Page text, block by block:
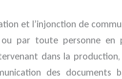
et l’injonction de
par toute personne en
dans la
des documents